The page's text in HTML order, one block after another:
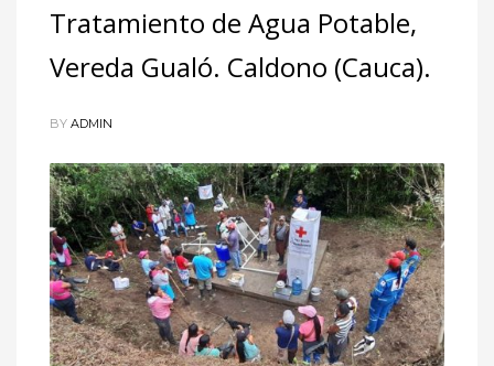
Tratamiento de Agua Potable,
Vereda Gualó. Caldono (Cauca).
BY ADMIN